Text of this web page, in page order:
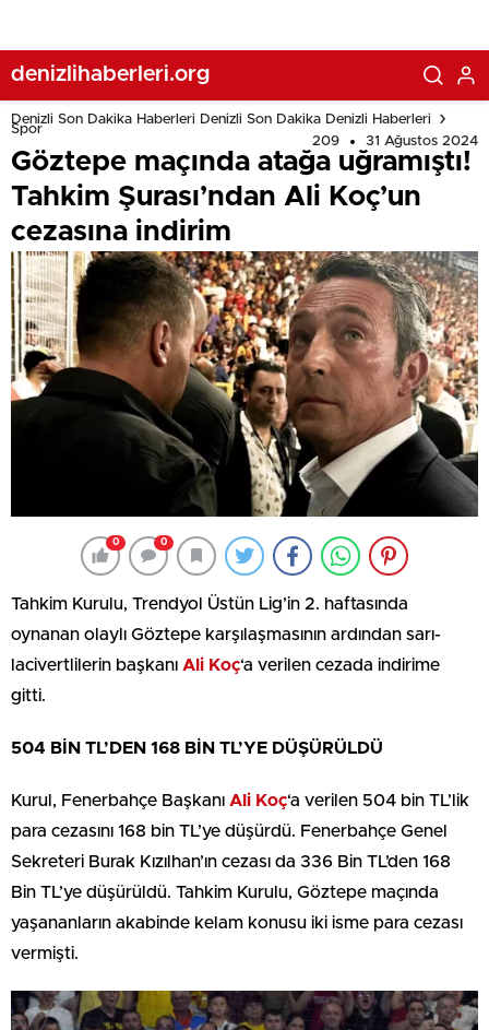
denizlihaberleri.org
Denizli Son Dakika Haberleri Denizli Son Dakika Denizli Haberleri
Spor
209
31 Ağustos 2024
Göztepe maçında atağa uğramıştı!
Tahkim Şurası’ndan Ali Koç’un
cezasına indirim
0 0
Tahkim Kurulu, Trendyol Üstün Lig’in 2. haftasında
oynanan olaylı Göztepe karşılaşmasının ardından sarı-
lacivertlilerin başkanı Ali Koç‘a verilen cezada indirime
gitti.
504 BİN TL’DEN 168 BİN TL’YE DÜŞÜRÜLDÜ
Kurul, Fenerbahçe Başkanı Ali Koç‘a verilen 504 bin TL’lik
para cezasını 168 bin TL’ye düşürdü. Fenerbahçe Genel
Sekreteri Burak Kızılhan’ın cezası da 336 Bin TL’den 168
Bin TL’ye düşürüldü. Tahkim Kurulu, Göztepe maçında
yaşananların akabinde kelam konusu iki isme para cezası
vermişti.